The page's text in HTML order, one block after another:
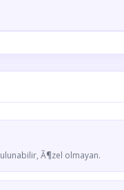
Ã¶zel olmayan.